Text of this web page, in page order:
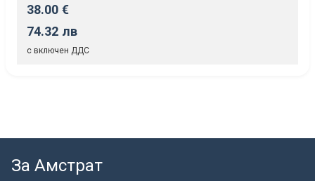
38.00 €
74.32 лв
с включен ДДС
За Амстрат